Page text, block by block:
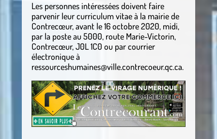
Les personnes intéressées doivent faire
parvenir leur curriculum vitae à la mairie de
Contrecœur, avant le 16 octobre 2020, midi,
par la poste au 5000, route Marie-Victorin,
Contrecœur, J0L 1C0 ou par courrier
électronique à
ressourceshumaines@ville.contrecoeur.qc.ca.